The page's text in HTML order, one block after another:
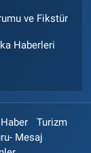
ve Fikstür
Haberleri
Turizm
Mesaj